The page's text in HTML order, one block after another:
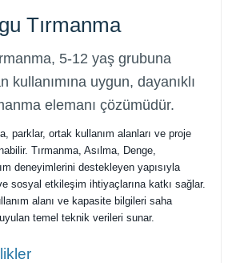
Tırmanma
5-12 yaş grubuna
kullanımına uygun, dayanıklı
elemanı çözümüdür.
parklar, ortak kullanım alanları ve proje
Tırmanma, Asılma, Denge,
deneyimlerini destekleyen yapısıyla
sosyal etkileşim ihtiyaçlarına katkı sağlar.
alanı ve kapasite bilgileri saha
temel teknik verileri sunar.